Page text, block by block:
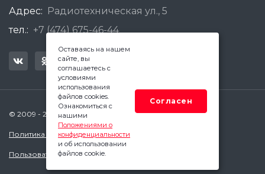
Адрес: Радиотехническая ул., 5
тел.: +7 (474) 675-46-44
© 2009 - 2026 Квадратный Метр - Липецк
Политика конфиденциальности
Пользовательское соглашение
Оставаясь на нашем
сайте, вы
соглашаетесь с
условиями
использования
файлов cookies.
Ознакомиться с
нашими
Положениями о
конфиденциальности
и об использовании
файлов cookie.
Согласен